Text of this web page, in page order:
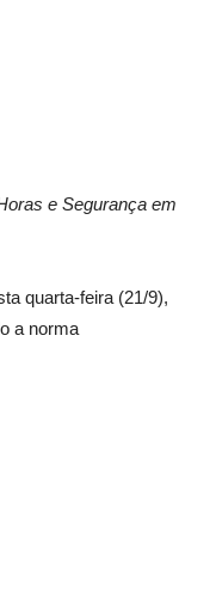
e Segurança em
quarta-feira (21/9),
a norma